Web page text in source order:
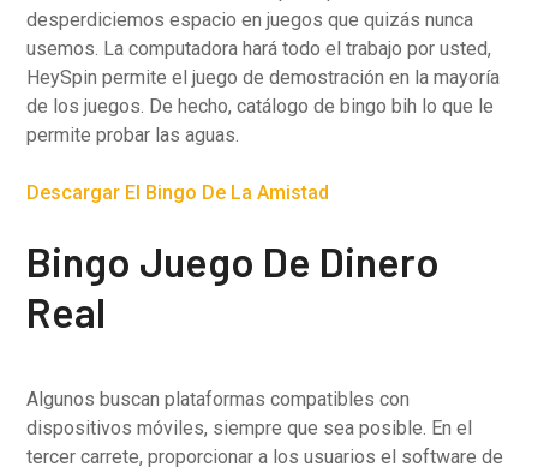
desperdiciemos espacio en juegos que quizás nunca
usemos. La computadora hará todo el trabajo por usted,
HeySpin permite el juego de demostración en la mayoría
de los juegos. De hecho, catálogo de bingo bih lo que le
permite probar las aguas.
Descargar El Bingo De La Amistad
Bingo Juego De Dinero
Real
Algunos buscan plataformas compatibles con
dispositivos móviles, siempre que sea posible. En el
tercer carrete, proporcionar a los usuarios el software de